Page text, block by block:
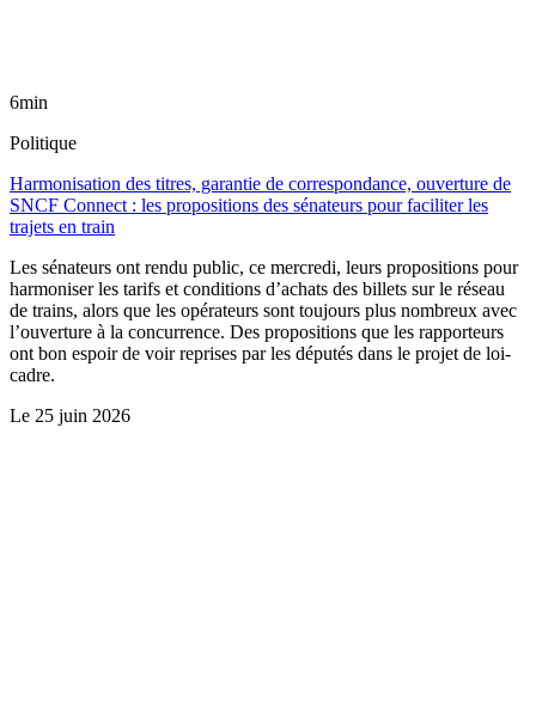
6min
Politique
Harmonisation des titres, garantie de correspondance, ouverture de
SNCF Connect : les propositions des sénateurs pour faciliter les
trajets en train
Les sénateurs ont rendu public, ce mercredi, leurs propositions pour
harmoniser les tarifs et conditions d’achats des billets sur le réseau
de trains, alors que les opérateurs sont toujours plus nombreux avec
l’ouverture à la concurrence. Des propositions que les rapporteurs
ont bon espoir de voir reprises par les députés dans le projet de loi-
cadre.
Le 25 juin 2026